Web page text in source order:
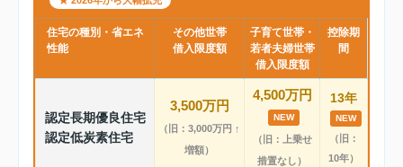
住宅の種別・省エネ
性能
その他世帯
借入限度額
子育て世帯・
若者夫婦世帯
借入限度額
控除期
間
認定長期優良住宅
認定低炭素住宅
3,500万円
（旧：3,000万円 ↑
増額）
4,500万円
NEW
（旧：上乗せ
措置なし）
13年
NEW
（旧：
10年）